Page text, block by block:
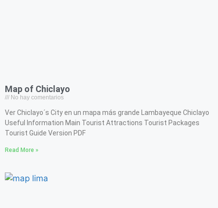
Map of Chiclayo
No hay comentarios
Ver Chiclayo´s City en un mapa más grande Lambayeque Chiclayo
Useful Information Main Tourist Attractions Tourist Packages
Tourist Guide Version PDF
Read More »